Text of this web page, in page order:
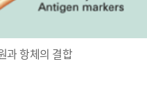
과 항체의 결합